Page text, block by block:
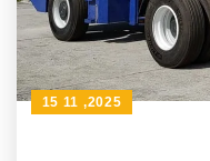
15 11 ,2025